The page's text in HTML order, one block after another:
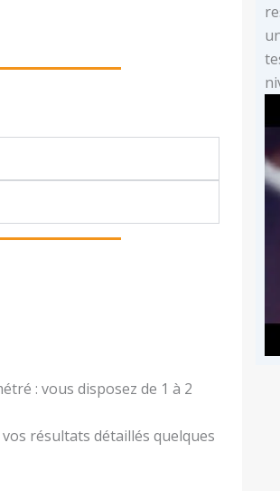
: vous disposez de 1 à 2
résultats détaillés quelques